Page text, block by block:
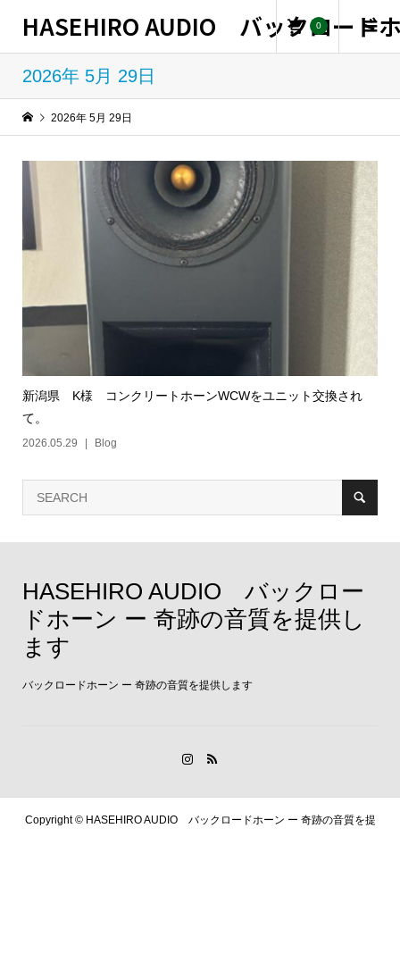
HASEHIRO AUDIO バックロード
0
2026年 5月 29日
2026年 5月 29日
新潟県 K様 コンクリートホーンWCWをユニット交換され
て。
2026.05.29 Blog
HASEHIRO AUDIO バックロー
ドホーン ー 奇跡の音質を提供し
ます
バックロードホーン ー 奇跡の音質を提供します
Copyright ©HASEHIRO AUDIO バックロードホーン ー 奇跡の音質を提